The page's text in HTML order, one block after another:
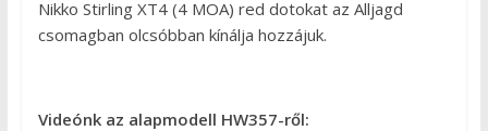
Nikko Stirling XT4 (4 MOA) red dotokat az Alljagd
csomagban olcsóbban kínálja hozzájuk.
Videónk az alapmodell HW357-ről: